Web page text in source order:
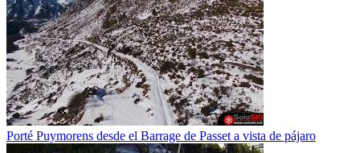
Porté Puymorens desde el Barrage de Passet a vista de pájaro